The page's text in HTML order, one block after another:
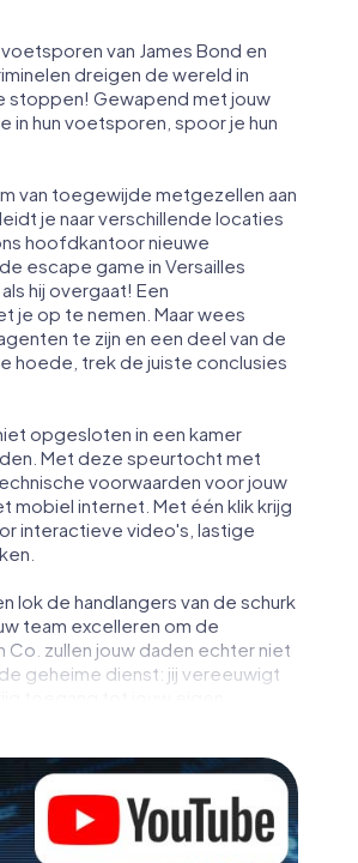
van James Bond en
dreigen de wereld in
stoppen! Gewapend met jouw
in hun voetsporen, spoor je hun
van toegewijde metgezellen aan
je naar verschillende locaties
hoofdkantoor nieuwe
escape game in Versailles
hij overgaat! Een
je op te nemen. Maar wees
te zijn en een deel van de
hoede, trek de juiste conclusies
opgesloten in een kamer
Met deze speurtocht met
voorwaarden voor jouw
mobiel internet. Met één klik krijg
interactieve video's, lastige
lok de handlangers van de schurk
team excelleren om de
zullen jouw daden echter niet
geheime dienst: jij vereeuwigt
toegang tot jouw eigen